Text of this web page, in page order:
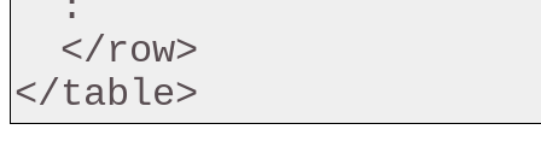
</table>